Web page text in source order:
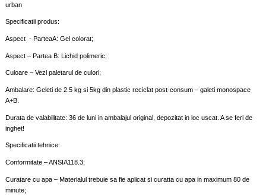
urban
Specificatii produs:
Aspect - ParteaA: Gel colorat;
Aspect – Partea B: Lichid polimeric;
Culoare – Vezi paletarul de culori;
Ambalare: Geleti de 2.5 kg si 5kg din plastic reciclat post-consum – galeti monospace
A+B.
Durata de valabilitate: 36 de luni in ambalajul original, depozitat in loc uscat. A se feri de
inghet!
Specificatii tehnice:
Conformitate – ANSIA118.3;
Curatare cu apa – Materialul trebuie sa fie aplicat si curatta cu apa in maximum 80 de
minute;